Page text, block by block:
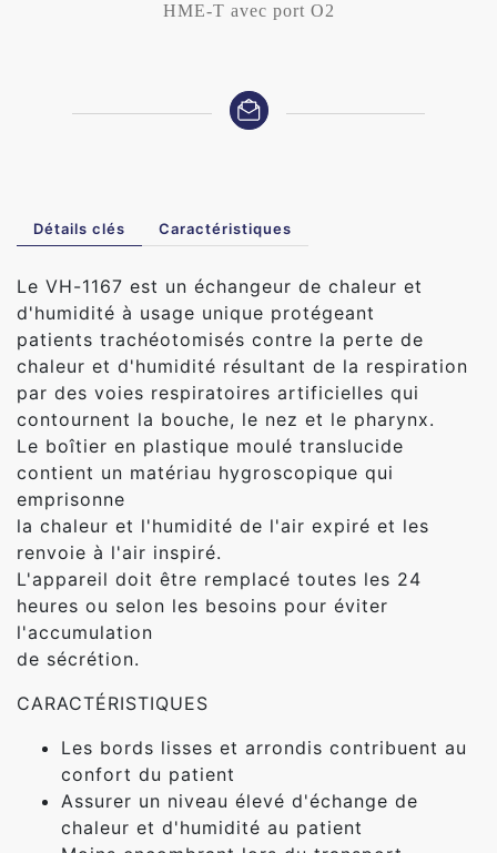
HME-T avec port O2
Détails clés Caractéristiques
Le VH-1167 est un échangeur de chaleur et
d'humidité à usage unique protégeant
patients trachéotomisés contre la perte de
chaleur et d'humidité résultant de la respiration
par des voies respiratoires artificielles qui
contournent la bouche, le nez et le pharynx.
Le boîtier en plastique moulé translucide
contient un matériau hygroscopique qui
emprisonne
la chaleur et l'humidité de l'air expiré et les
renvoie à l'air inspiré.
L'appareil doit être remplacé toutes les 24
heures ou selon les besoins pour éviter
l'accumulation
de sécrétion.
CARACTÉRISTIQUES
Les bords lisses et arrondis contribuent au
confort du patient
Assurer un niveau élevé d'échange de
chaleur et d'humidité au patient